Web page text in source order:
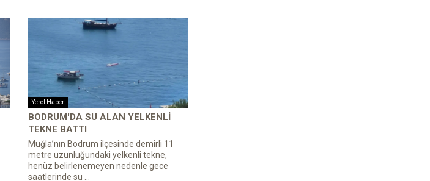
Yerel Haber
BODRUM'DA SU ALAN YELKENLI
TEKNE BATTI
Muğla’nın Bodrum ilçesinde demirli 11
metre uzunluğundaki yelkenli tekne,
henüz belirlenemeyen nedenle gece
saatlerinde su ...